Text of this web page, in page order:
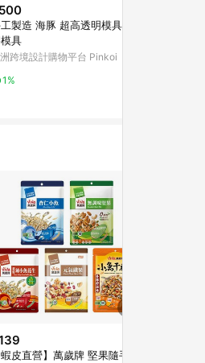
製造 海豚 超高透明模具 矽
具
跨境設計購物平台 Pinkoi
1%
蝦皮直營】萬歲牌 堅果隨手包